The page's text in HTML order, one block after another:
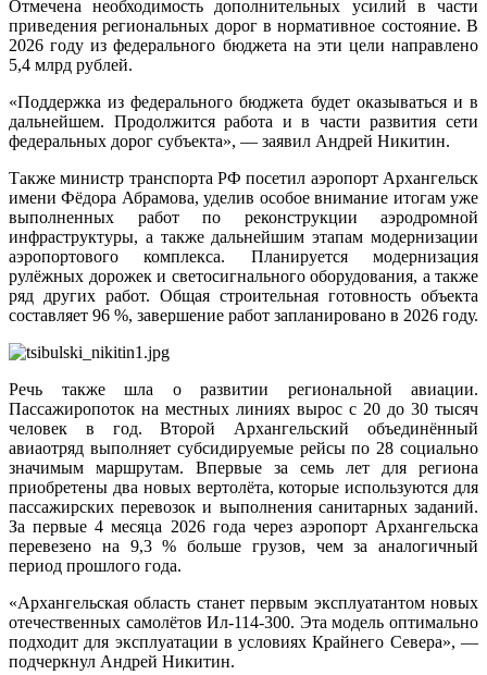
Отмечена необходимость дополнительных усилий в части
приведения региональных дорог в нормативное состояние. В
2026 году из федерального бюджета на эти цели направлено
5,4 млрд рублей.
«Поддержка из федерального бюджета будет оказываться и в
дальнейшем. Продолжится работа и в части развития сети
федеральных дорог субъекта», — заявил Андрей Никитин.
Также министр транспорта РФ посетил аэропорт Архангельск
имени Фёдора Абрамова, уделив особое внимание итогам уже
выполненных работ по реконструкции аэродромной
инфраструктуры, а также дальнейшим этапам модернизации
аэропортового комплекса. Планируется модернизация
рулёжных дорожек и светосигнального оборудования, а также
ряд других работ. Общая строительная готовность объекта
составляет 96 %, завершение работ запланировано в 2026 году.
Речь также шла о развитии региональной авиации.
Пассажиропоток на местных линиях вырос с 20 до 30 тысяч
человек в год. Второй Архангельский объединённый
авиаотряд выполняет субсидируемые рейсы по 28 социально
значимым маршрутам. Впервые за семь лет для региона
приобретены два новых вертолёта, которые используются для
пассажирских перевозок и выполнения санитарных заданий.
За первые 4 месяца 2026 года через аэропорт Архангельска
перевезено на 9,3 % больше грузов, чем за аналогичный
период прошлого года.
«Архангельская область станет первым эксплуатантом новых
отечественных самолётов Ил‑114‑300. Эта модель оптимально
подходит для эксплуатации в условиях Крайнего Севера», —
подчеркнул Андрей Никитин.